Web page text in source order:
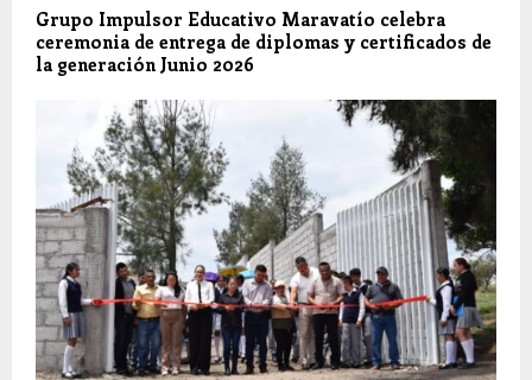
Grupo Impulsor Educativo Maravatío celebra
ceremonia de entrega de diplomas y certificados de
la generación Junio 2026